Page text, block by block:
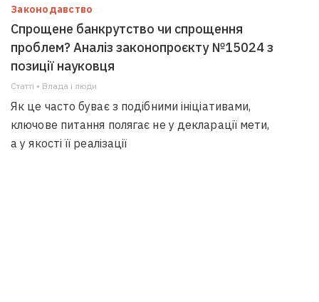
Законодавство
Спрощене банкрутство чи спрощення
проблем? Аналіз законопроєкту №15024 з
позиції науковця
Статті • Влада i люди
Як це часто буває з подібними ініціативами,
ключове питання полягає не у декларації мети,
а у якості її реалізації